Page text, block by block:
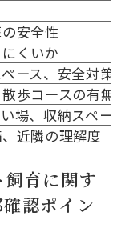
安全性
くいか
ース、安全対策
歩コースの有無
場、収納スペース
近隣の理解度
育に関す
認ポイン